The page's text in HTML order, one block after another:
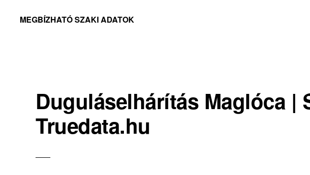
MEGBÍZHATÓ SZAKI ADATOK
Duguláselhárítás Maglóca |
Truedata.hu